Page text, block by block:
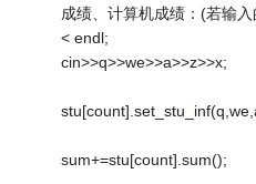
成绩、计算机成绩：(若输
< endl;
cin>>q>>we>>a>>z>>x;
sum+=stu[count].sum();